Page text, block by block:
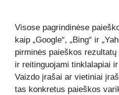
Visose pagrindinėse
kaip „Google“, „Bing“ ir
pirminės paieškos
ir reitinguojami tinklalapiai
Vaizdo įrašai ar vietiniai
tas konkretus paieškos